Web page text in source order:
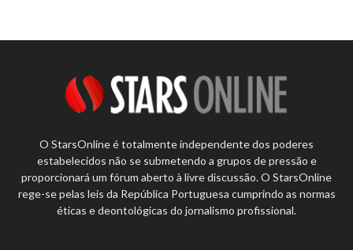
O StarsOnline é totalmente independente dos poderes
estabelecidos não se submetendo a grupos de pressão e
proporcionará um fórum aberto à livre discussão. O StarsOnline
rege-se pelas leis da República Portuguesa cumprindo as normas
éticas e deontológicas do jornalismo profissional.